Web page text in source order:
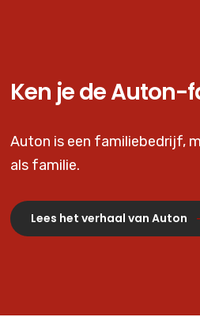
Ken je de Auton-
Auton is een familiebedrijf,
als familie.
Lees het verhaal van Auton